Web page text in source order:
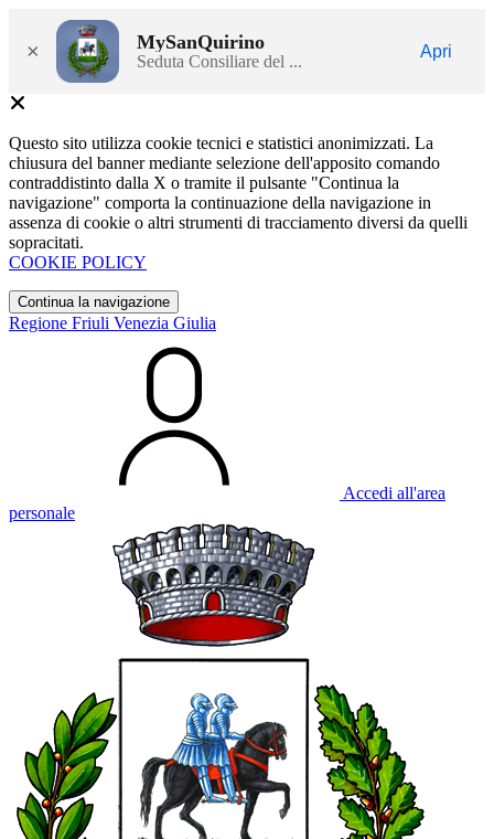
× MySanQuirino
Seduta Consiliare del ...
Apri
Questo sito utilizza cookie tecnici e statistici anonimizzati. La
chiusura del banner mediante selezione dell'apposito comando
contraddistinto dalla X o tramite il pulsante "Continua la
navigazione" comporta la continuazione della navigazione in
assenza di cookie o altri strumenti di tracciamento diversi da quelli
sopracitati.
COOKIE POLICY
Continua la navigazione
Regione Friuli Venezia Giulia
Accedi all'area
personale